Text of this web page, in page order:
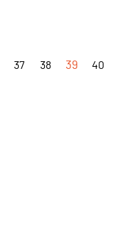
37 38 39 40